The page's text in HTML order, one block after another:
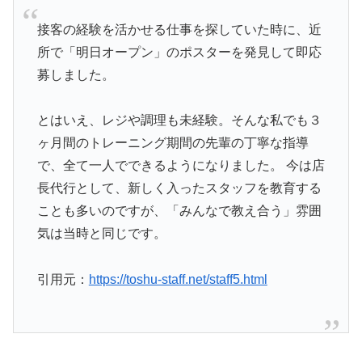
接客の経験を活かせる仕事を探していた時に、近
所で「明日オープン」のポスターを発見して即応
募しました。
とはいえ、レジや調理も未経験。そんな私でも３
ヶ月間のトレーニング期間の先輩の丁寧な指導
で、全て一人でできるようになりました。 今は店
長代行として、新しく入ったスタッフを教育する
ことも多いのですが、「みんなで教え合う」雰囲
気は当時と同じです。
引用元： https://toshu-staff.net/staff5.html